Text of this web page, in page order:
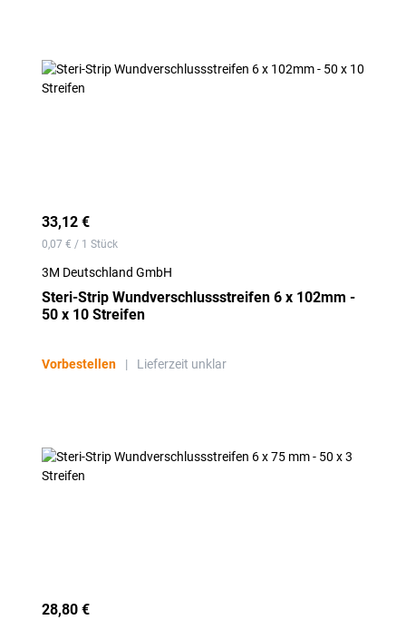
33,12 €
0,07 € / 1 Stück
3M Deutschland GmbH
Steri-Strip Wundverschlussstreifen 6 x 102mm -
50 x 10 Streifen
Vorbestellen | Lieferzeit unklar
28,80 €